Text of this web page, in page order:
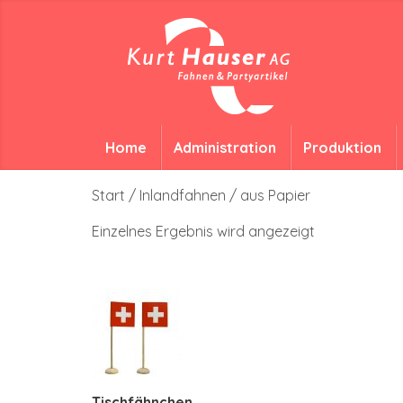
Home Administration Produktion
Start / Inlandfahnen / aus Papier
Einzelnes Ergebnis wird angezeigt